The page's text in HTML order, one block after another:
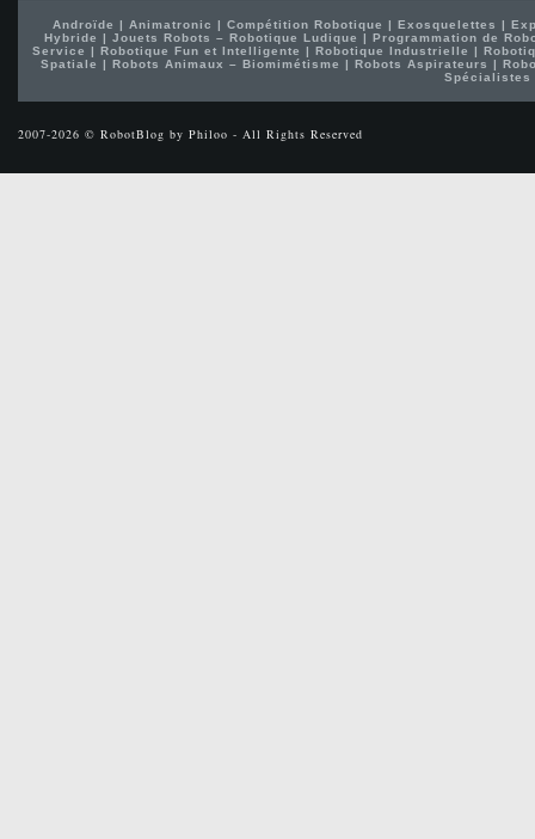
Androïde | Animatronic | Compétition Robotique | Exosquelettes |
Hybride |Jouets Robots – Robotique Ludique |Programmation de
Service | Robotique Fun et Intelligente | Robotique Industrielle |
Spatiale | Robots Animaux – Biomimétisme | Robots Aspirateurs |
Spécialistes
2007-2026 © RobotBlog by Philoo - All Rights Reserved